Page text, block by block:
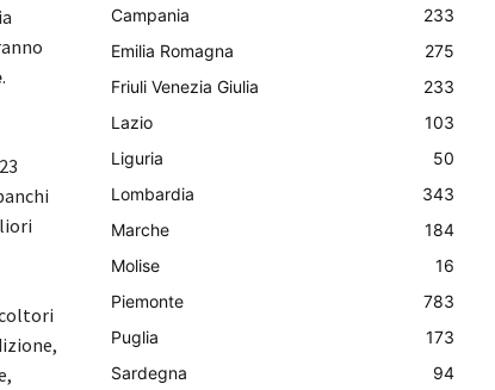
. ​
Campania
233
Emilia Romagna
275
Friuli Venezia Giulia
233
Lazio
103
Liguria
50
Lombardia
343
Marche
184
Molise
16
Piemonte
783
Puglia
173
Sardegna
94